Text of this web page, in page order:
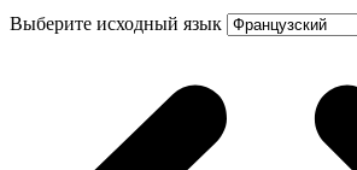
Выберите исходный язык